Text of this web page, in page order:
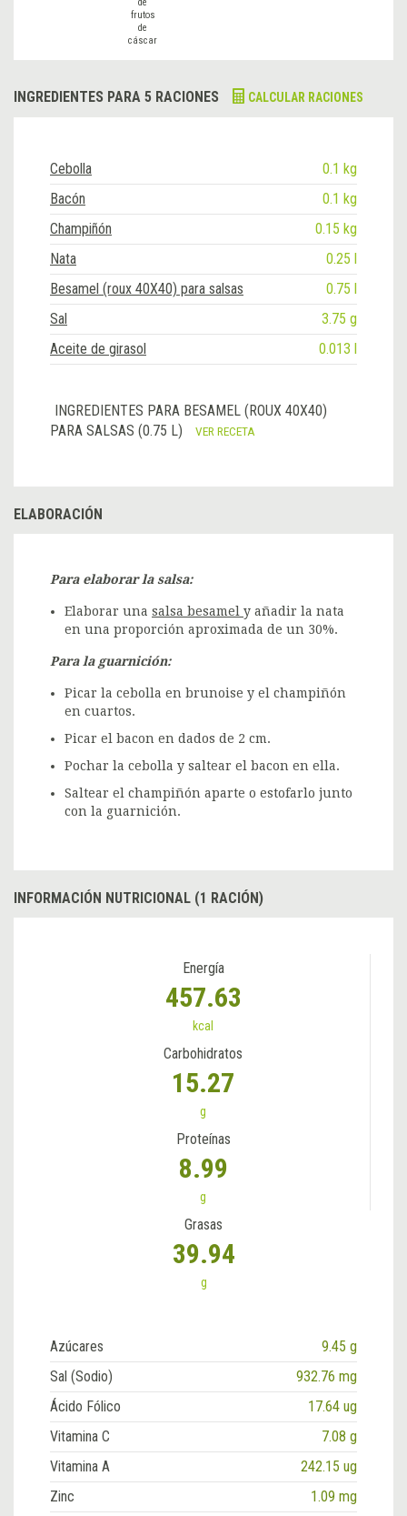
de
frutos
de
cáscar
INGREDIENTES PARA 5 RACIONES CALCULAR RACIONES
Cebolla
0.1 kg
Bacón
0.1 kg
Champiñón
0.15 kg
Nata
0.25 l
Besamel (roux 40X40) para salsas
0.75 l
Sal
3.75 g
Aceite de girasol
0.013 l
INGREDIENTES PARA BESAMEL (ROUX 40X40)
PARA SALSAS (0.75 L)
VER RECETA
ELABORACIÓN
Para elaborar la salsa:
Elaborar una salsa besamel y añadir la nata
en una proporción aproximada de un 30%.
Para la guarnición:
Picar la cebolla en brunoise y el champiñón
en cuartos.
Picar el bacon en dados de 2 cm.
Pochar la cebolla y saltear el bacon en ella.
Saltear el champiñón aparte o estofarlo junto
con la guarnición.
INFORMACIÓN NUTRICIONAL (1 RACIÓN)
Energía
457.63
kcal
Carbohidratos
15.27
g
Proteínas
8.99
g
Grasas
39.94
g
Azúcares
9.45 g
Sal (Sodio)
932.76 mg
Ácido Fólico
17.64 ug
Vitamina C
7.08 g
Vitamina A
242.15 ug
Zinc
1.09 mg